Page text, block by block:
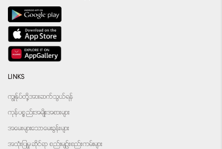
LINKS
ကျွန်ုပ်တို့အားဆက်သွယ်ရန်
ကုန်ပစ္စည်းအမျိုးအစားများ
အမေးများသောမေးခွန်းများ
အသုံးပြုမှုဆိုင်ရာ စည်းမျဉ်းစည်းကမ်းများ